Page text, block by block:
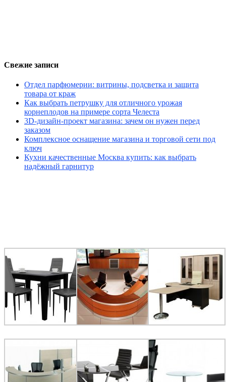
Свежие записи
Отдел парфюмерии: витрины, подсветка и защита
товара от краж
Как выбрать петрушку для отличного урожая
корнеплодов на примере сорта Челеста
3D-дизайн-проект магазина: зачем он нужен перед
заказом
Комплексное оснащение магазина и торговой сети под
ключ
Кухни качественные Москва купить: как выбрать
надёжный гарнитур